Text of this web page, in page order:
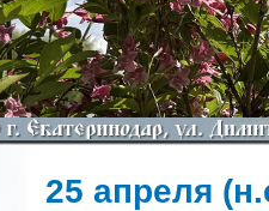
25 апреля